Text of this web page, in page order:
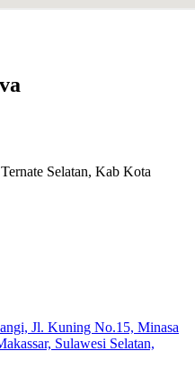
Selatan, Kab Kota
Jl. Kuning No.15, Minasa
Sulawesi Selatan,